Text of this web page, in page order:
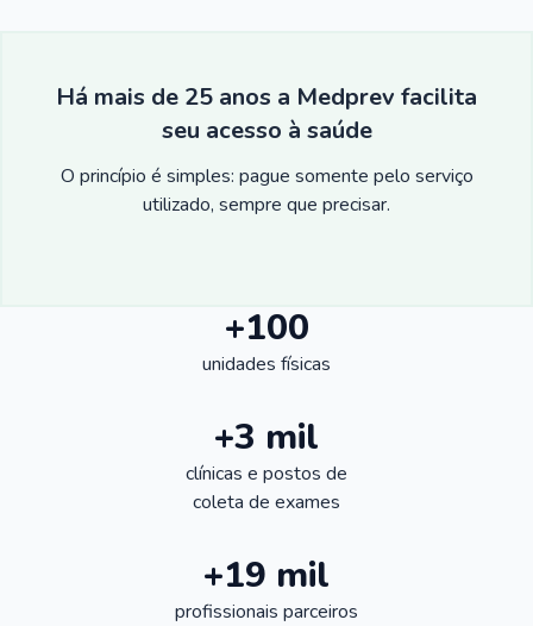
Há mais de 25 anos a Medprev facilita
seu acesso à saúde
O princípio é simples: pague somente pelo serviço
utilizado, sempre que precisar.
+100
unidades físicas
+3 mil
clínicas e postos de
coleta de exames
+19 mil
profissionais parceiros